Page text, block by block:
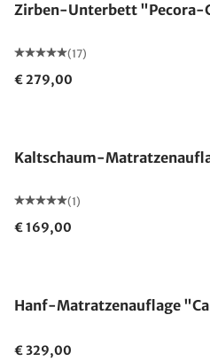
Zirben-Unterbett "Pecora-
(17)
€ 279,00
Kaltschaum-
(1)
€ 169,00
Hanf-Matratzenauflage
€ 329,00